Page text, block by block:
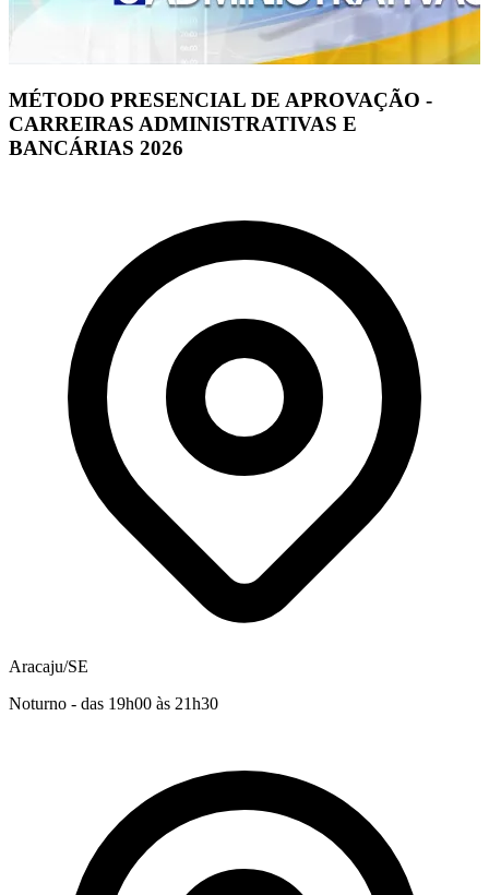
MÉTODO PRESENCIAL DE APROVAÇÃO -
CARREIRAS ADMINISTRATIVAS E
BANCÁRIAS 2026
Aracaju/SE
Noturno - das 19h00 às 21h30